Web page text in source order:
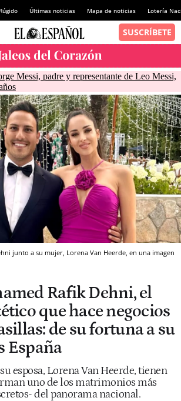
Últimas noticias Mapa de noticias Lotería
Messi, padre y representante de Leo Messi,
junto a su mujer, Lorena Van Heerde, en una imagen
Rafik Dehni, el
que hace negocios
de su fortuna a su
España
esposa, Lorena Van Heerde, tienen
uno de los matrimonios más
del panorama nacional.